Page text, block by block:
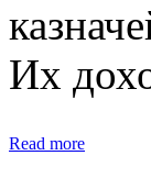
Их
Read more